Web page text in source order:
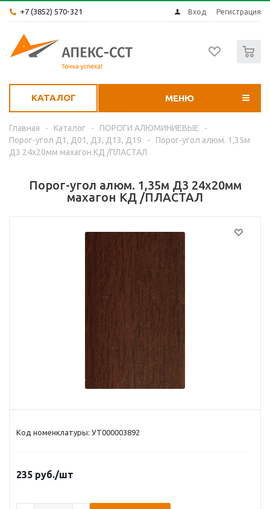
+7 (3852) 570-321 Вход Регистрация
КАТАЛОГ МЕНЮ
Главная - Каталог - ПОРОГИ АЛЮМИНИЕВЫЕ
-
Порог-угол Д1, Д01, Д3, Д13, Д19
-
Порог-угол алюм. 1,35м
Д3 24х20мм махагон КД /ПЛАСТАЛ
Порог-угол алюм. 1,35м Д3 24х20мм
махагон КД /ПЛАСТАЛ
Код номенклатуры: УТ000003892
235 руб./шт